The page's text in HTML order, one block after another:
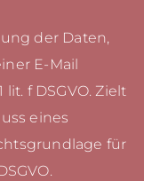
der Daten,
E-Mail
f DSGVO. Zielt
eines
für